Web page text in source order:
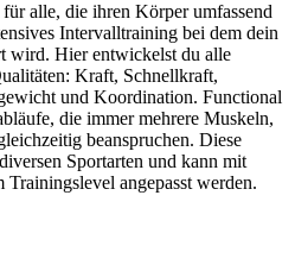
alle, die ihren Körper umfassend
Intervalltraining bei dem dein
wird. Hier entwickelst du alle
Kraft, Schnellkraft,
und Koordination. Functional
die immer mehrere Muskeln,
beanspruchen. Diese
Sportarten und kann mit
angepasst werden.